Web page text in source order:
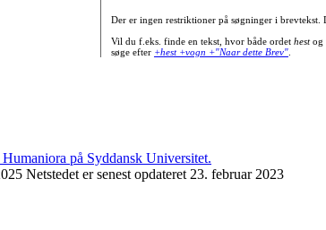
Der er ingen restriktioner på søgninger i brevtekst.
Vil du f.eks. finde en tekst, hvor både ordet hestog
søge efter +hest +vogn +"Naar dette Brev".
Netstedet er senest opdateret 23. februar 2023